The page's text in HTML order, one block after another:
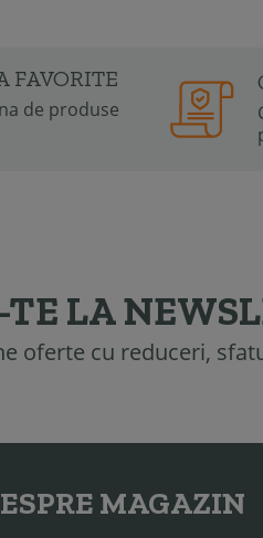
FAVORITE
de produse
LA
oferte cu reduceri,
MAGAZIN